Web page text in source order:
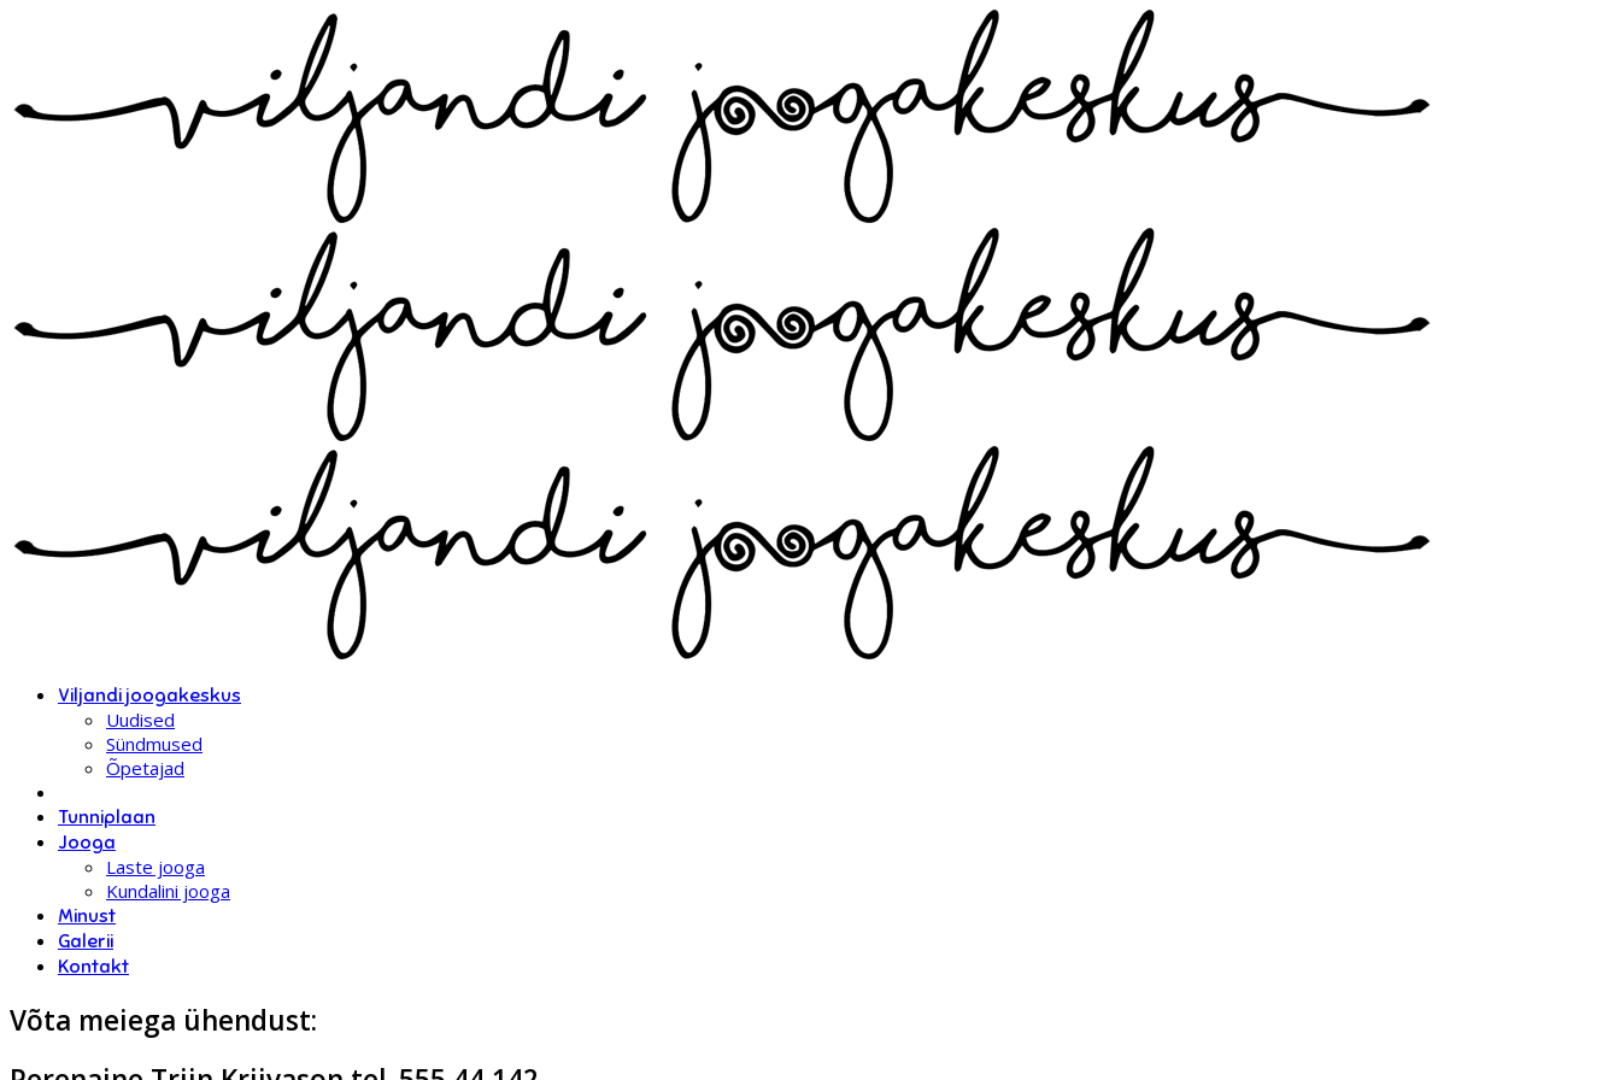
Viljandi joogakeskus
Uudised
Sündmused
Õpetajad
Tunniplaan
Jooga
Laste jooga
Kundalini jooga
Minust
Galerii
Kontakt
Võta meiega ühendust: